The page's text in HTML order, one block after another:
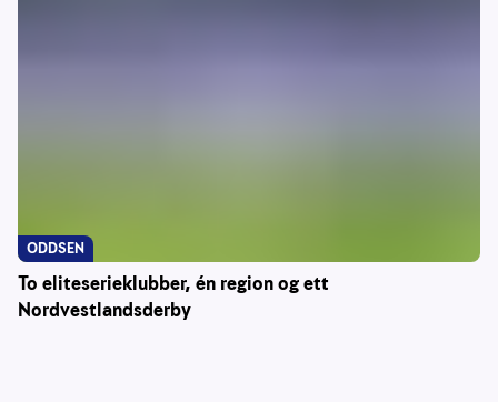
To eliteserieklubber, én region og ett
Nordvestlandsderby
ODDSEN